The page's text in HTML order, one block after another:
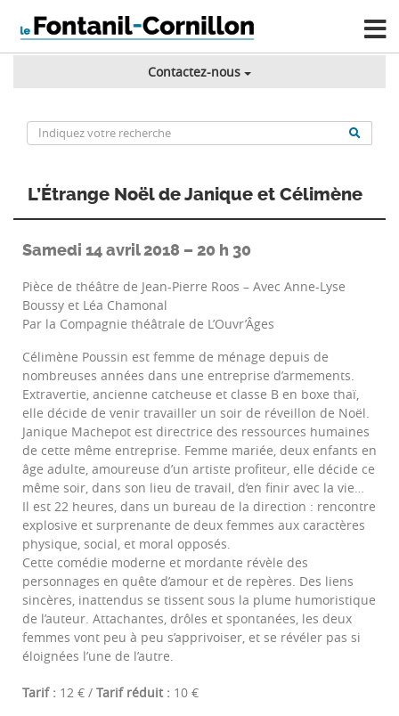
Contactez-nous
L’Étrange Noël de Janique et Célimène
Samedi 14 avril 2018 – 20 h 30
Pièce de théâtre de Jean-Pierre Roos – Avec Anne-Lyse
Boussy et Léa Chamonal
Par la Compagnie théâtrale de L’Ouvr’Âges
Célimène Poussin est femme de ménage depuis de
nombreuses années dans une entreprise d’armements.
Extravertie, ancienne catcheuse et classe B en boxe thaï,
elle décide de venir travailler un soir de réveillon de Noël.
Janique Machepot est directrice des ressources humaines
de cette même entreprise. Femme mariée, deux enfants en
âge adulte, amoureuse d’un artiste profiteur, elle décide ce
même soir, dans son lieu de travail, d’en finir avec la vie…
Il est 22 heures, dans un bureau de la direction : rencontre
explosive et surprenante de deux femmes aux caractères
physique, social, et moral opposés.
Cette comédie moderne et mordante révèle des
personnages en quête d’amour et de repères. Des liens
sincères, inattendus se tissent sous la plume humoristique
de l’auteur. Attachantes, drôles et spontanées, les deux
femmes vont peu à peu s’apprivoiser, et se révéler pas si
éloignées l’une de l’autre.
Tarif : 12 € / Tarif réduit : 10 €